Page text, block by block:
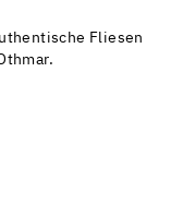
Fliesen